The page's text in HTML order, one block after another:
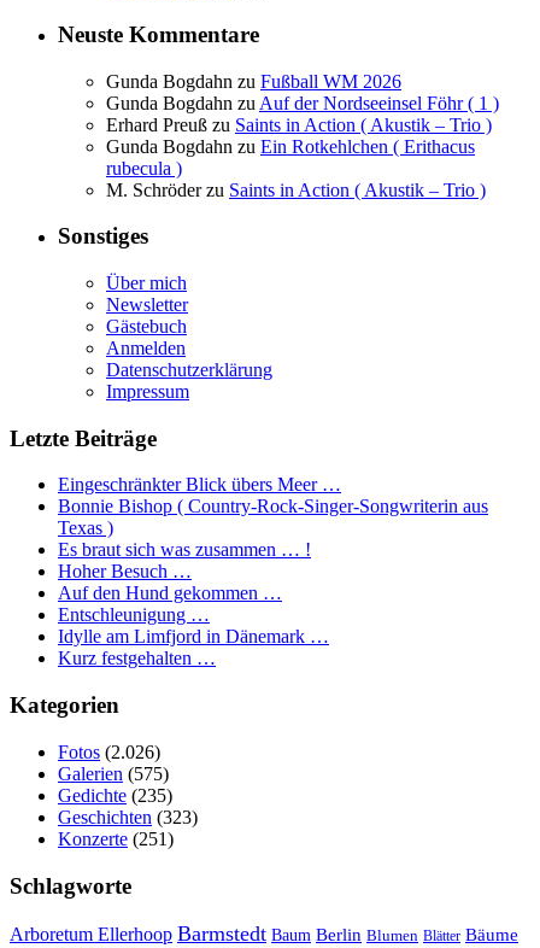
Neuste Kommentare
Gunda Bogdahn zu Fußball WM 2026
Gunda Bogdahn zu Auf der Nordseeinsel Föhr ( 1 )
Erhard Preuß zu Saints in Action ( Akustik – Trio )
Gunda Bogdahn zu Ein Rotkehlchen ( Erithacus
rubecula )
M. Schröderzu Saints in Action ( Akustik – Trio )
Sonstiges
Über mich
Newsletter
Gästebuch
Anmelden
Datenschutzerklärung
Impressum
Letzte Beiträge
Eingeschränkter Blick übers Meer …
Bonnie Bishop ( Country-Rock-Singer-Songwriterin aus
Texas )
Es braut sich was zusammen … !
Hoher Besuch …
Auf den Hund gekommen …
Entschleunigung …
Idylle am Limfjord in Dänemark …
Kurz festgehalten …
Kategorien
Fotos (2.026)
Galerien (575)
Gedichte (235)
Geschichten (323)
Konzerte (251)
Schlagworte
Arboretum Ellerhoop Barmstedt Baum Berlin Blumen Blätter Bäume